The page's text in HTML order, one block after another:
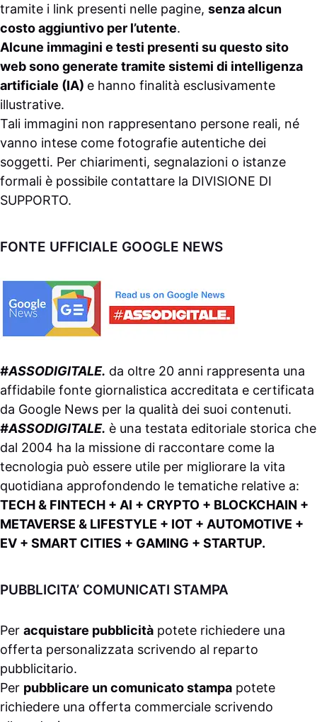
tramite i link presenti nelle pagine, senza alcun
costo aggiuntivo per l’utente.
Alcune immagini e testi presenti su questo sito
web sono generate tramite sistemi di intelligenza
artificiale (IA) e hanno finalità esclusivamente
illustrative.
Tali immagini non rappresentano persone reali, né
vanno intese come fotografie autentiche dei
soggetti. Per chiarimenti, segnalazioni o istanze
formali è possibile contattare la DIVISIONE DI
SUPPORTO.
FONTE UFFICIALE GOOGLE NEWS
#ASSODIGITALE. da oltre 20 anni rappresenta una
affidabile fonte giornalistica accreditata e certificata
da Google News per la qualità dei suoi contenuti.
#ASSODIGITALE. è una testata editoriale storica che
dal 2004 ha la missione di raccontare come la
tecnologia può essere utile per migliorare la vita
quotidiana approfondendo le tematiche relative a:
TECH & FINTECH + AI + CRYPTO + BLOCKCHAIN +
METAVERSE & LIFESTYLE + IOT + AUTOMOTIVE +
EV + SMART CITIES + GAMING + STARTUP.
PUBBLICITA’ COMUNICATI STAMPA
Per acquistare pubblicità potete richiedere una
offerta personalizzata scrivendo al reparto
pubblicitario.
Per pubblicare un comunicato stampa potete
richiedere una offerta commerciale scrivendo